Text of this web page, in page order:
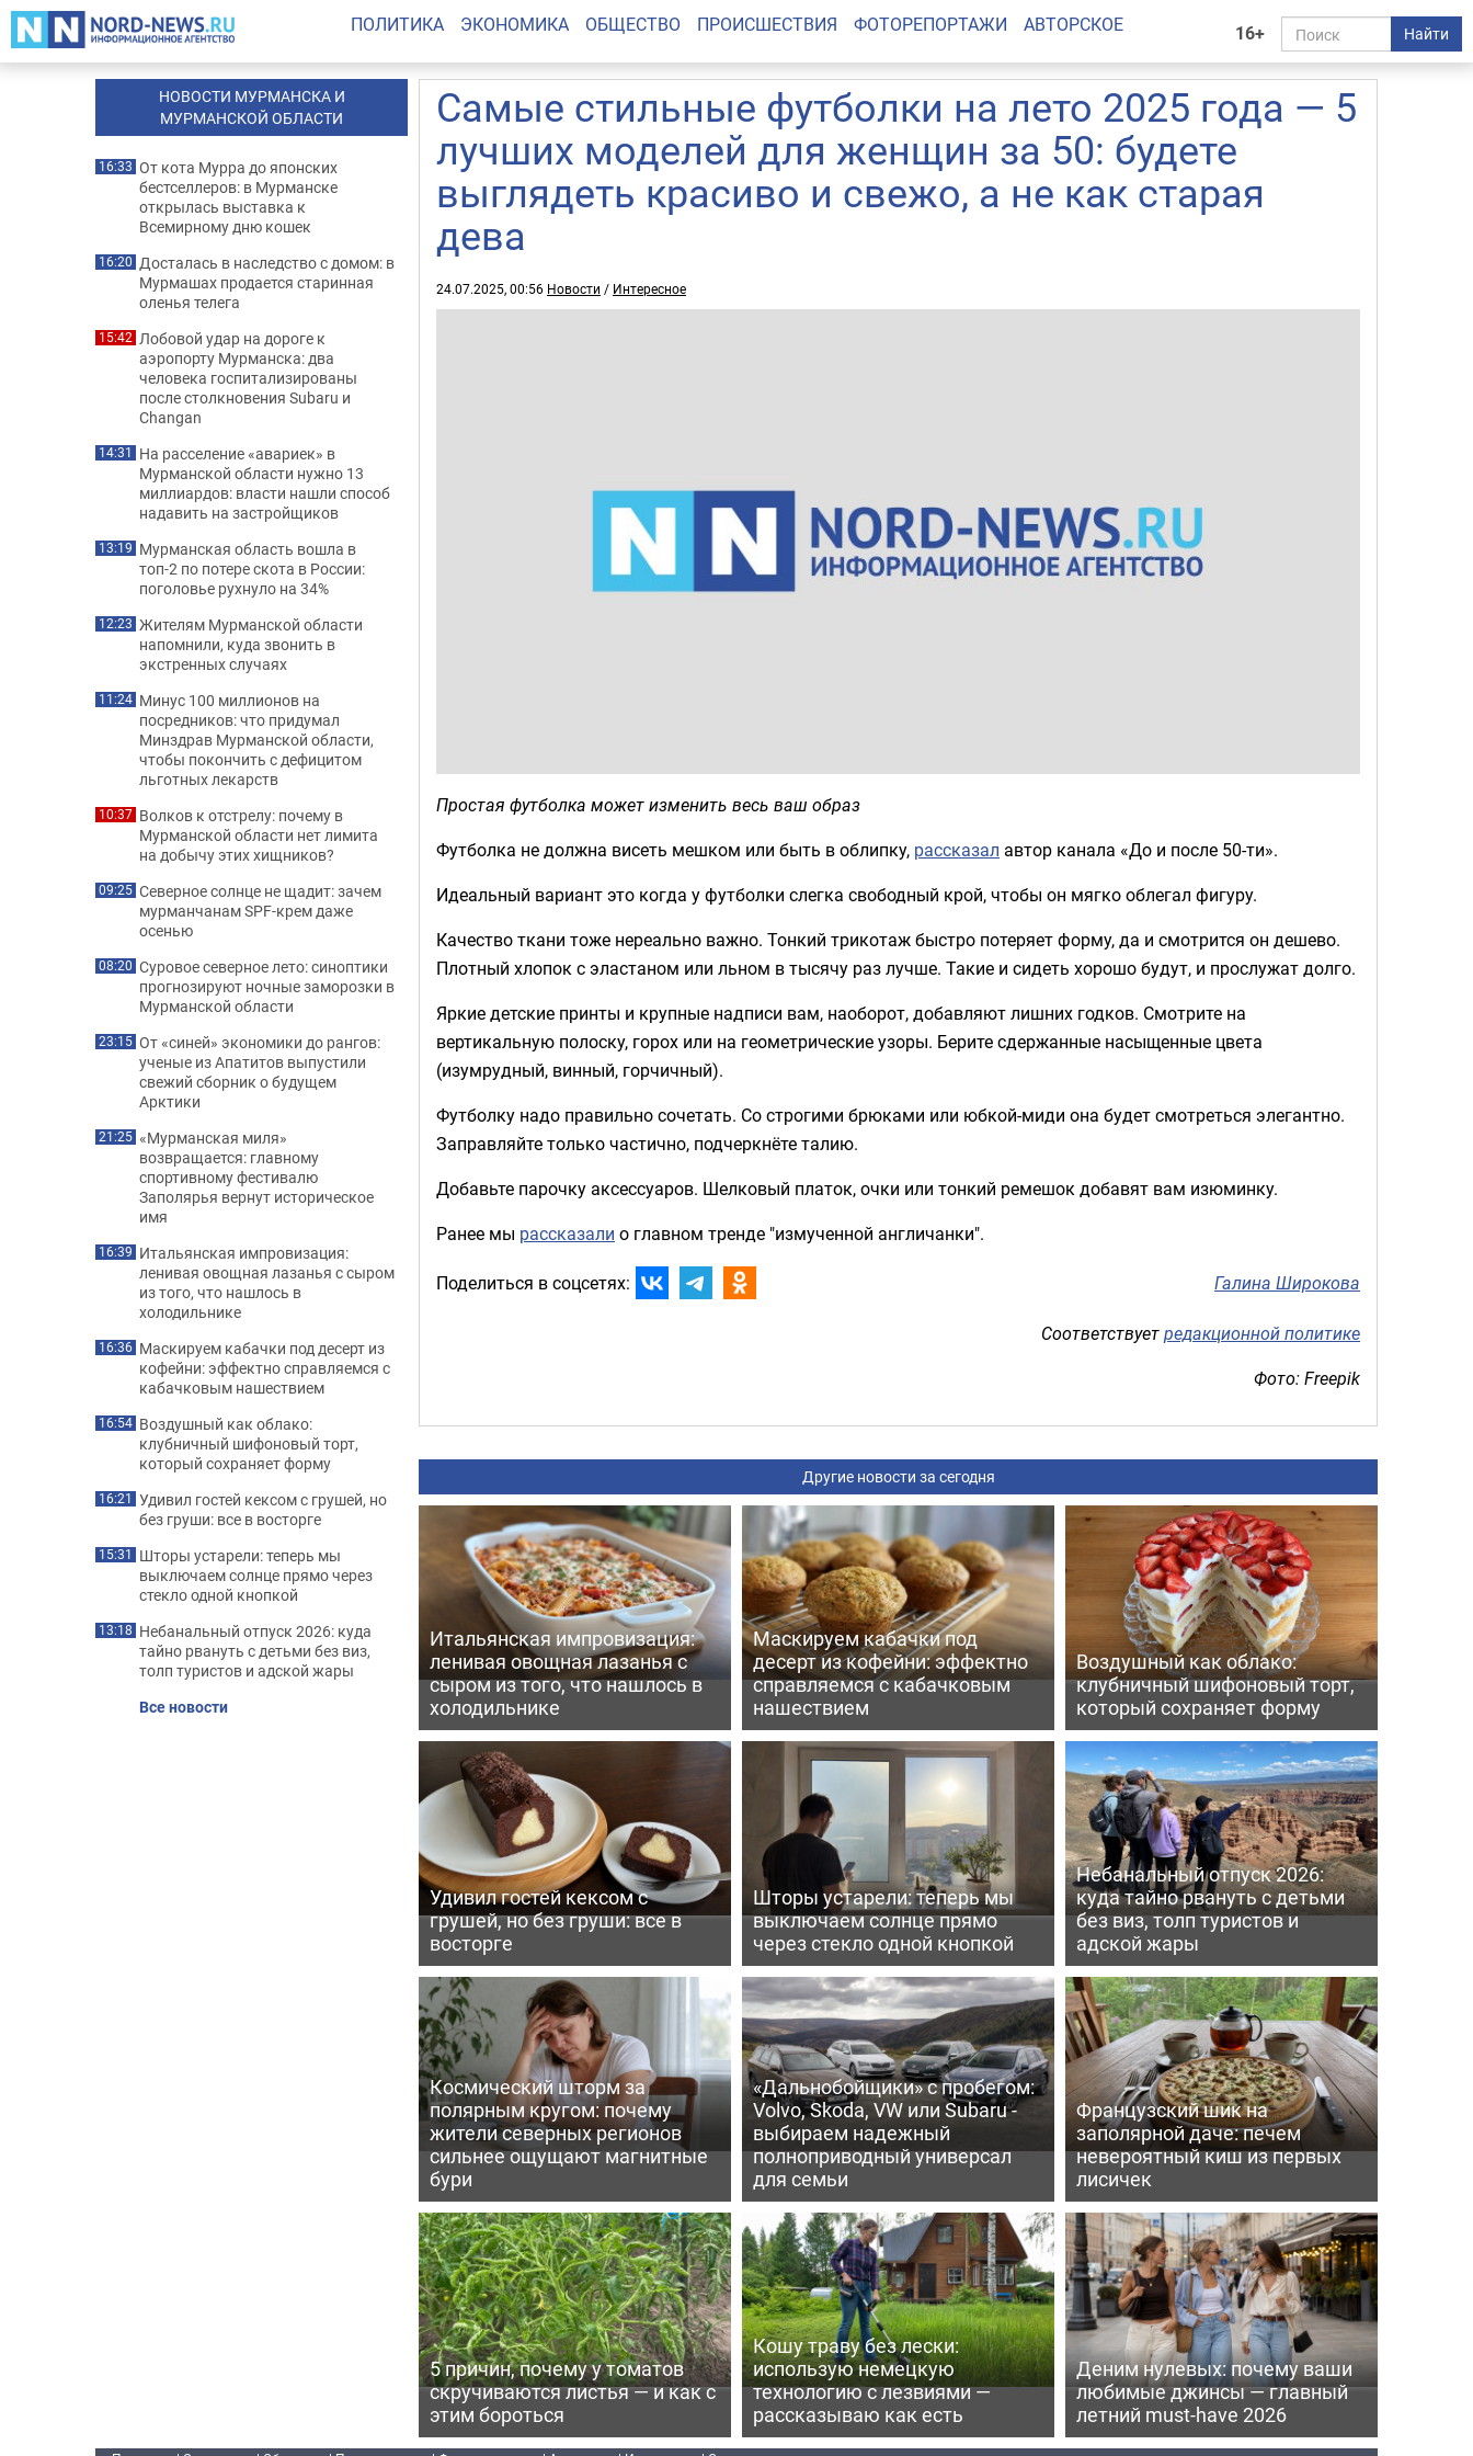
16+ Найти
ПОЛИТИКА ЭКОНОМИКА ОБЩЕСТВО ПРОИСШЕСТВИЯ ФОТОРЕПОРТАЖИ АВТОРСКОЕ
Самые стильные футболки на лето 2025 года — 5
лучших моделей для женщин за 50: будете
выглядеть красиво и свежо, а не как старая
дева
24.07.2025, 00:56 Новости / Интересное
Простая футболка может изменить весь ваш образ
Футболка не должна висеть мешком или быть в облипку, рассказал автор канала «До и после 50-ти».
Идеальный вариант это когда у футболки слегка свободный крой, чтобы он мягко облегал фигуру.
Качество ткани тоже нереально важно. Тонкий трикотаж быстро потеряет форму, да и смотрится он дешево.
Плотный хлопок с эластаном или льном в тысячу раз лучше. Такие и сидеть хорошо будут, и прослужат долго.
Яркие детские принты и крупные надписи вам, наоборот, добавляют лишних годков. Смотрите на
вертикальную полоску, горох или на геометрические узоры. Берите сдержанные насыщенные цвета
(изумрудный, винный, горчичный).
Футболку надо правильно сочетать. Со строгими брюками или юбкой-миди она будет смотреться элегантно.
Заправляйте только частично, подчеркнёте талию.
Добавьте парочку аксессуаров. Шелковый платок, очки или тонкий ремешок добавят вам изюминку.
Ранее мы рассказали о главном тренде "измученной англичанки".
Поделиться в соцсетях: Галина Широкова
Соответствуетредакционной политике
Фото: Freepik
Другие новости за сегодня
Итальянская импровизация:
ленивая овощная лазанья с
сыром из того, что нашлось в
холодильнике
Маскируем кабачки под
десерт из кофейни: эффектно
справляемся с кабачковым
нашествием
Воздушный как облако:
клубничный шифоновый торт,
который сохраняет форму
Удивил гостей кексом с
грушей, но без груши: все в
восторге
Шторы устарели: теперь мы
выключаем солнце прямо
через стекло одной кнопкой
Небанальный отпуск 2026:
куда тайно рвануть с детьми
без виз, толп туристов и
адской жары
Космический шторм за
полярным кругом: почему
жители северных регионов
сильнее ощущают магнитные
бури
«Дальнобойщики» с пробегом:
Volvo, Skoda, VW или Subaru -
выбираем надежный
полноприводный универсал
для семьи
Французский шик на
заполярной даче: печем
невероятный киш из первых
лисичек
5 причин, почему у томатов
скручиваются листья — и как с
этим бороться
Кошу траву без лески:
использую немецкую
технологию с лезвиями —
рассказываю как есть
Деним нулевых: почему ваши
любимые джинсы — главный
летний must-have 2026
НОВОСТИ МУРМАНСКА И
МУРМАНСКОЙ ОБЛАСТИ
16:33 От кота Мурра до японских
бестселлеров: в Мурманске
открылась выставка к
Всемирному дню кошек
16:20 Досталась в наследство с домом: в
Мурмашах продается старинная
оленья телега
15:42 Лобовой удар на дороге к
аэропорту Мурманска: два
человека госпитализированы
после столкновения Subaru и
Changan
14:31 На расселение «авариек» в
Мурманской области нужно 13
миллиардов: власти нашли способ
надавить на застройщиков
13:19 Мурманская область вошла в
топ-2 по потере скота в России:
поголовье рухнуло на 34%
12:23 Жителям Мурманской области
напомнили, куда звонить в
экстренных случаях
11:24 Минус 100 миллионов на
посредников: что придумал
Минздрав Мурманской области,
чтобы покончить с дефицитом
льготных лекарств
10:37 Волков к отстрелу: почему в
Мурманской области нет лимита
на добычу этих хищников?
09:25 Северное солнце не щадит: зачем
мурманчанам SPF-крем даже
осенью
08:20 Суровое северное лето: синоптики
прогнозируют ночные заморозки в
Мурманской области
23:15 От «синей» экономики до рангов:
ученые из Апатитов выпустили
свежий сборник о будущем
Арктики
21:25 «Мурманская миля»
возвращается: главному
спортивному фестивалю
Заполярья вернут историческое
имя
16:39 Итальянская импровизация:
ленивая овощная лазанья с сыром
из того, что нашлось в
холодильнике
16:36 Маскируем кабачки под десерт из
кофейни: эффектно справляемся с
кабачковым нашествием
16:54 Воздушный как облако:
клубничный шифоновый торт,
который сохраняет форму
16:21 Удивил гостей кексом с грушей, но
без груши: все в восторге
15:31 Шторы устарели: теперь мы
выключаем солнце прямо через
стекло одной кнопкой
13:18 Небанальный отпуск 2026: куда
тайно рвануть с детьми без виз,
толп туристов и адской жары
Все новости